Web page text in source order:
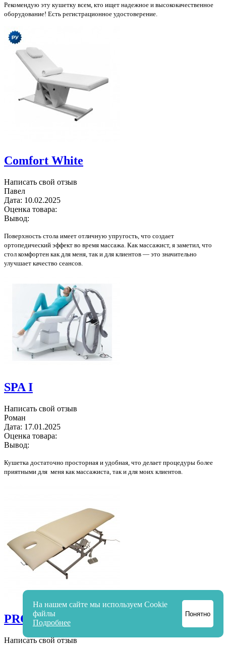
Рекомендую эту кушетку всем, кто ищет надежное и высококачественное
оборудование! Есть регистрационное удостоверение.
Comfort White
Написать свой отзыв
Павел
Дата: 10.02.2025
Оценка товара:
Вывод:
Поверхность стола имеет отличную упругость, что создает
ортопедический эффект во время массажа. Как массажист, я заметил, что
стол комфортен как для меня, так и для клиентов — это значительно
улучшает качество сеансов.
SPA I
Написать свой отзыв
Роман
Дата: 17.01.2025
Оценка товара:
Вывод:
Кушетка достаточно просторная и удобная, что делает процедуры более
приятными для меня как массажиста, так и для моих клиентов.
PROFI 1
Написать свой отзыв
На нашем сайте мы используем Cookie
файлы
Подробнее
Понятно